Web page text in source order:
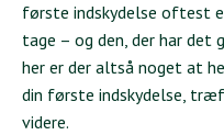
første indskydelse oftest
tage – og den, der har det
her er der altså noget at
din første indskydelse,
videre.